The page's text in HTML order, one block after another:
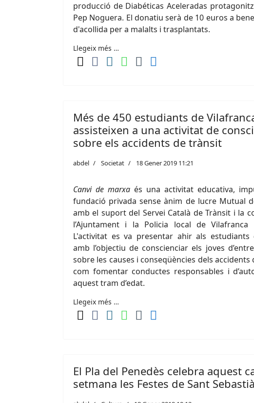
producció de Diabéticas Aceleradas
Pep Noguera. El donatiu serà de 10 euros a
d'acollida per a malalts i trasplantats.
Llegeix més …
Més de 450 estudiants de
assisteixen a una activitat de
sobre els accidents de trànsit
abdel Societat 18 Gener 2019 11:21
Canvi de marxa és una activitat educativa,
fundació privada sense ànim de lucre Mutual
amb el suport del Servei Català de Trànsit i la
l’Ajuntament i la Policia local de Vilafranca
L'activitat es va presentar ahir als estudiants
amb l’objectiu de conscienciar els joves
sobre les causes i conseqüències dels
com fomentar conductes responsables i
aquest tram d’edat.
Llegeix més …
El Pla del Penedès celebra aquest
setmana les Festes de Sant Sebastià